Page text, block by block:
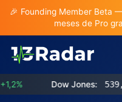
🎉 Founding Member Beta
meses de Pro
Dow Jones: 539,62